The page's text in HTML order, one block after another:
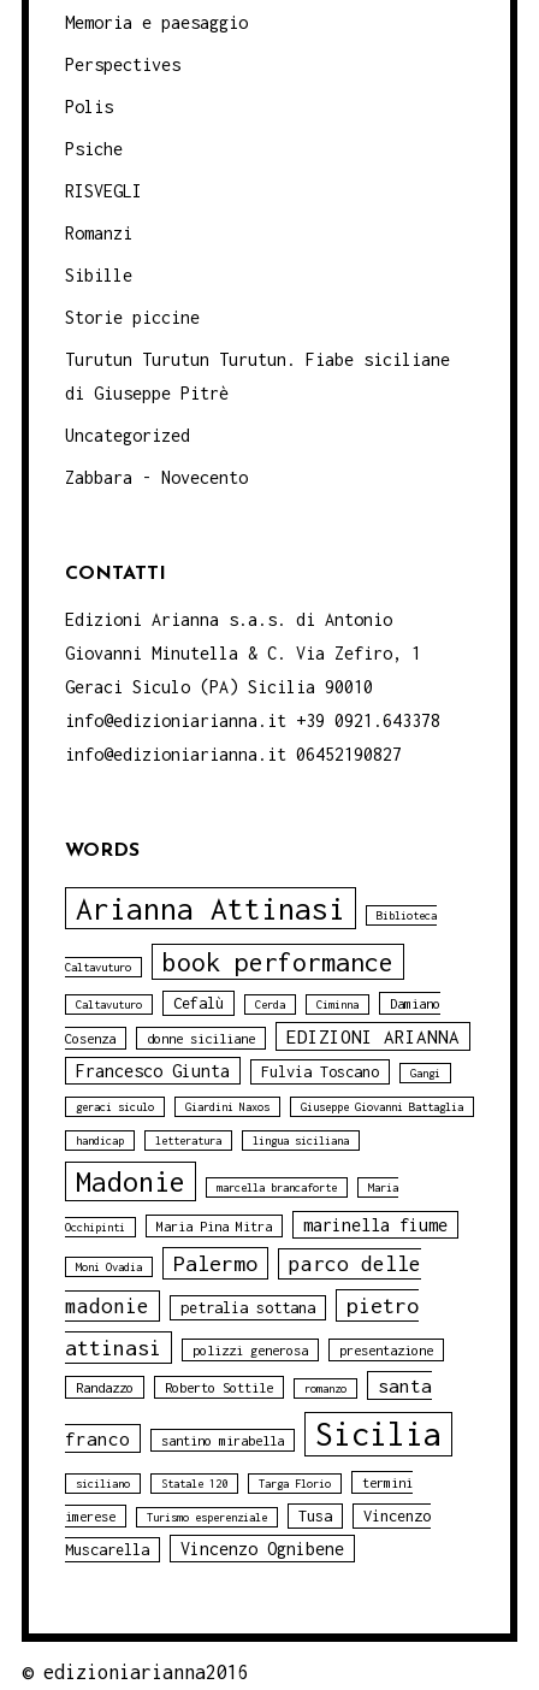
Memoria e paesaggio
Perspectives
Polis
Psiche
RISVEGLI
Romanzi
Sibille
Storie piccine
Turutun Turutun Turutun. Fiabe siciliane
di Giuseppe Pitrè
Uncategorized
Zabbara - Novecento
CONTATTI
Edizioni Arianna s.a.s. di Antonio
Giovanni Minutella & C. Via Zefiro, 1
Geraci Siculo (PA) Sicilia 90010
info@edizioniarianna.it +39 0921.643378
info@edizioniarianna.it 06452190827
WORDS
Arianna Attinasi Biblioteca
Caltavuturo book performance
Caltavuturo Cefalù Cerda Ciminna Damiano
Cosenza donne siciliane EDIZIONI ARIANNA
Francesco Giunta Fulvia Toscano Gangi
geraci siculo Giardini Naxos Giuseppe Giovanni Battaglia
handicap letteratura lingua siciliana
Madonie marcella brancaforte Maria
Occhipinti Maria Pina Mitra marinella fiume
Moni Ovadia Palermo
parco delle
madonie
petralia sottana
pietro
attinasi
polizzi generosa presentazione
Randazzo Roberto Sottile romanzo santa
franco santino mirabella Sicilia
siciliano Statale 120 Targa Florio termini
imerese Turismo esperenziale Tusa
Vincenzo
Muscarella
Vincenzo Ognibene
© edizioniarianna2016